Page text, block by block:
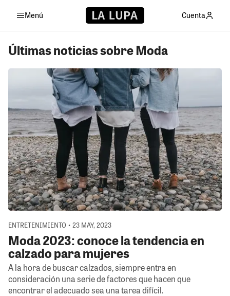
Menú Cuenta
Últimas noticias sobre Moda
ENTRETENIMIENTO • 23 MAY, 2023
Moda 2023: conoce la tendencia en
calzado para mujeres
A la hora de buscar calzados, siempre entra en
consideración una serie de factores que hacen que
encontrar el adecuado sea una tarea difícil.